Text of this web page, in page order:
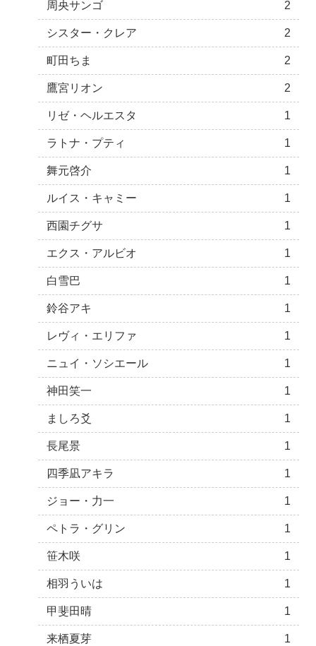
周央サンゴ 2
シスター・クレア 2
町田ちま 2
鷹宮リオン 2
リゼ・ヘルエスタ 1
ラトナ・プティ 1
舞元啓介 1
ルイス・キャミー 1
西園チグサ 1
エクス・アルビオ 1
白雪巴 1
鈴谷アキ 1
レヴィ・エリファ 1
ニュイ・ソシエール 1
神田笑一 1
ましろ爻 1
長尾景 1
四季凪アキラ 1
ジョー・力一 1
ペトラ・グリン 1
笹木咲 1
相羽ういは 1
甲斐田晴 1
来栖夏芽 1